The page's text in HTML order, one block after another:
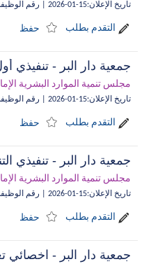
تاريخ الإعلان:
15-01-2026 رقم
التقدم بطلب حفظ
جمعية دار البر - تنفيذي
مجلس تنمية الموارد البشرية
تاريخ الإعلان:
15-01-2026 رقم
التقدم بطلب حفظ
جمعية دار البر - تنفيذي
مجلس تنمية الموارد البشرية
تاريخ الإعلان:
15-01-2026 رقم
التقدم بطلب حفظ
جمعية دار البر - اخصائي